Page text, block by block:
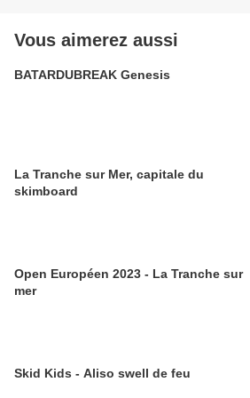
Vous aimerez aussi
BATARDUBREAK Genesis
La Tranche sur Mer, capitale du
skimboard
Open Européen 2023 - La Tranche sur
mer
Skid Kids - Aliso swell de feu